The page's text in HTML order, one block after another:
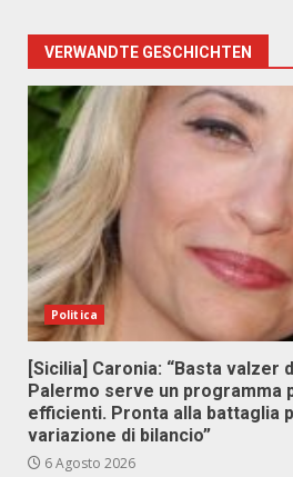
VERWANDTE GESCHICHTEN
Politica
[Sicilia] Caronia: “Basta valzer
Palermo serve un programma
efficienti. Pronta alla battaglia
variazione di bilancio”
6 Agosto 2026